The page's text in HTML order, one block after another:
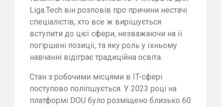
Liga.Tech він розповів про причини нестачі
спеціалістів, хто все ж вирішується
вступити до цієї сфери, незважаючи на її
погіршені позиції, та яку роль у їхньому
навчанні відіграє традиційна освіта.
Стан з робочими місцями в IT-сфері
поступово поліпшується. У 2023 році на
платформі DOU було розміщено близько 60